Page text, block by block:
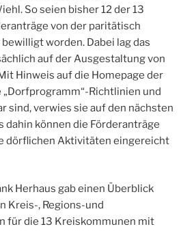
So seien bisher 12 der 13
von der paritätisch
worden. Dabei lag das
auf der Ausgestaltung von
Hinweis auf die Homepage der
„Dorfprogramm“-Richtlinien und
sind, verwies sie auf den nächsten
dahin können die Förderanträge
dörflichen Aktivitäten eingereicht
Herhaus gab einen Überblick
Kreis-, Regions-und
für die 13 Kreiskommunen mit